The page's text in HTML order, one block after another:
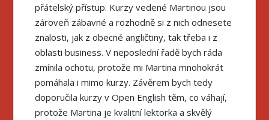
přátelský přístup. Kurzy vedené Martinou jsou
zároveň zábavné a rozhodně si z nich odnesete
znalosti, jak z obecné angličtiny, tak třeba i z
oblasti business. V neposlední řadě bych ráda
zmínila ochotu, protože mi Martina mnohokrát
pomáhala i mimo kurzy. Závěrem bych tedy
doporučila kurzy v Open English těm, co váhají,
protože Martina je kvalitní lektorka a skvělý